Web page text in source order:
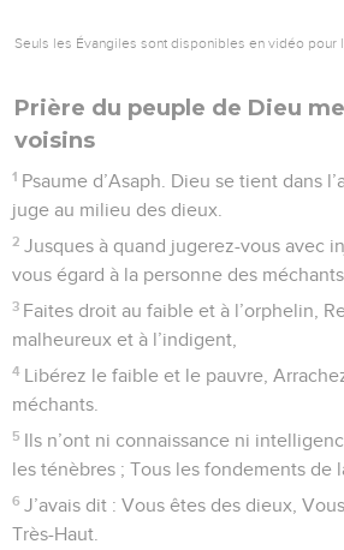
Seuls les Évangiles sont disponibles en vidéo pour
Prière du peuple de Dieu
voisins
1 Psaume d’Asaph. Dieu se tient dans
juge au milieu des dieux.
2 Jusques à quand jugerez-vous avec
vous égard à la personne des méchants
3 Faites droit au faible et à l’orphelin,
malheureux et à l’indigent,
4 Libérez le faible et le pauvre,
méchants.
5 Ils n’ont ni connaissance ni
les ténèbres ; Tous les fondements de
6 J’avais dit : Vous êtes des dieux,
Très-Haut.